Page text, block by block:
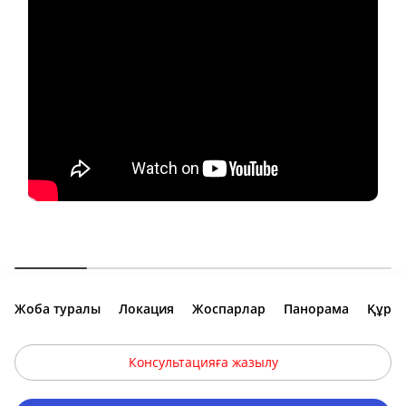
Жоба туралы Локация Жоспарлар Панорама
Консультацияға жазылу